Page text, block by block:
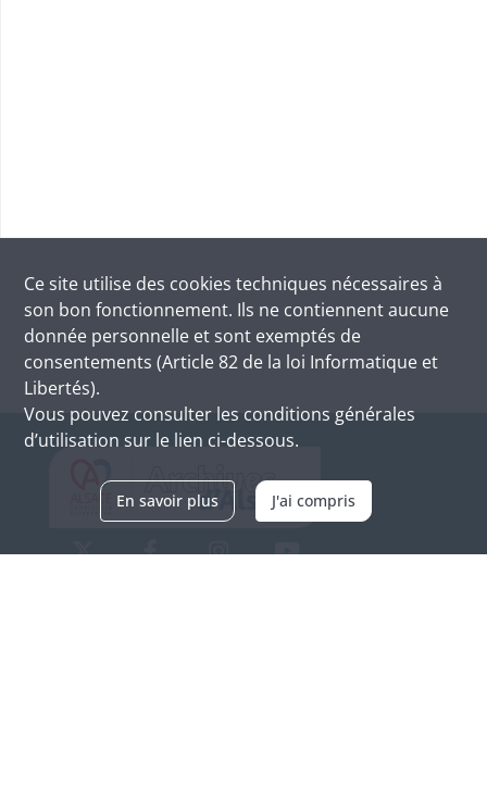
Ce site utilise des cookies techniques nécessaires à
son bon fonctionnement. Ils ne contiennent aucune
donnée personnelle et sont exemptés de
consentements (Article 82 de la loi Informatique et
Libertés).
Vous pouvez consulter les conditions générales
d’utilisation sur le lien ci-dessous.
En savoir plus J'ai compris